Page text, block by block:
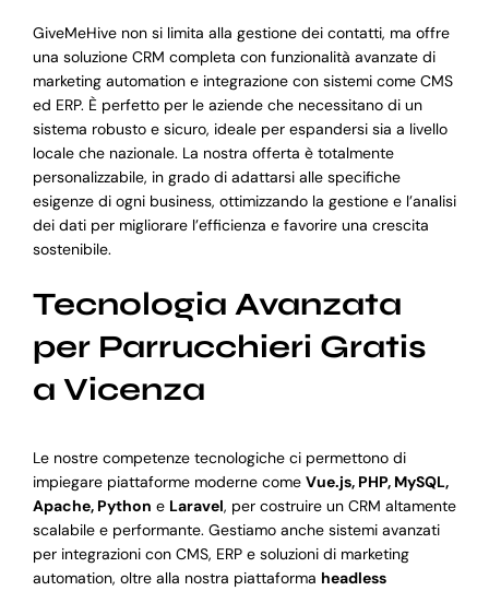
GiveMeHive non si limita alla gestione dei contatti, ma offre
una soluzione CRM completa con funzionalità avanzate di
marketing automation e integrazione con sistemi come CMS
ed ERP. È perfetto per le aziende che necessitano di un
sistema robusto e sicuro, ideale per espandersi sia a livello
locale che nazionale. La nostra offerta è totalmente
personalizzabile, in grado di adattarsi alle specifiche
esigenze di ogni business, ottimizzando la gestione e l’analisi
dei dati per migliorare l’efficienza e favorire una crescita
sostenibile.
Tecnologia Avanzata
per Parrucchieri Gratis
a Vicenza
Le nostre competenze tecnologiche ci permettono di
impiegare piattaforme moderne come Vue.js, PHP, MySQL,
Apache, Python e Laravel, per costruire un CRM altamente
scalabile e performante. Gestiamo anche sistemi avanzati
per integrazioni con CMS, ERP e soluzioni di marketing
automation, oltre alla nostra piattaforma headless